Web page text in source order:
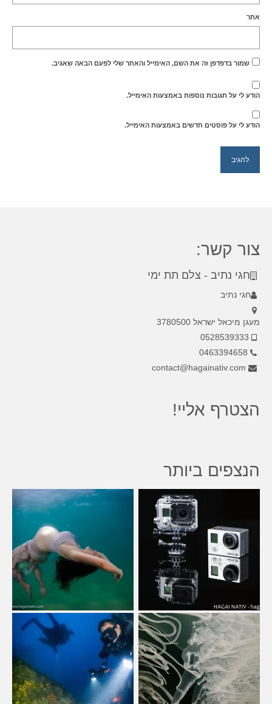
אתר
שמור בדפדפן זה את השם, האימייל והאתר שלי לפעם הבאה שאגיב.
הודע לי על תגובות נוספות באמצעות האימייל.
הודע לי על פוסטים חדשים באמצעות האימייל.
צור קשר:
חגי נתיב - צלם תת ימי
חגי נתיב
מעגן מיכאל ישראל 3780500
הצטרף אליי!
הנצפים ביותר